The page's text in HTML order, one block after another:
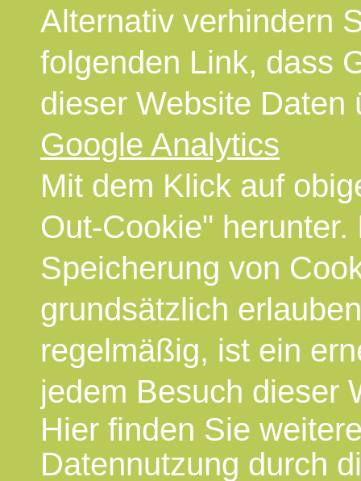
Alternativ verhindern
folgenden Link, dass
dieser Website
Google Analytics
Mit dem Klick auf
Out-Cookie"
Speicherung von
grundsätzlich
regelmäßig, ist ein
jedem Besuch dieser
Hier finden Sie
Datennutzung durch